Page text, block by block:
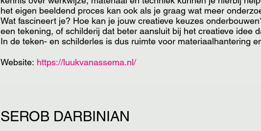
het eigen beeldend proces kan ook als je graag wat meer
Wat fascineert je? Hoe kan je jouw creatieve keuzes
een tekening, of schilderij dat beter aansluit bij het creatieve idee
In de teken- en schilderles is dus ruimte voor materiaalhantering
Website: https://luukvanassema.nl/
SEROB DARBINIAN